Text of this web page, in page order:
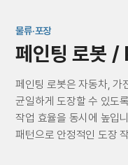
물류·포장
페인팅 로봇
페인팅 로봇은 자동차, 가
균일하게 도장할 수 있도
작업 효율을 동시에 높입
패턴으로 안정적인 도장